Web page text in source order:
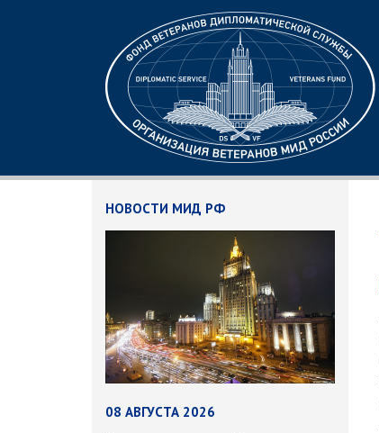
НОВОСТИ МИД РФ
08 АВГУСТА 2026